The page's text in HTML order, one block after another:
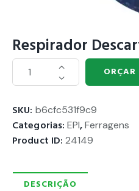
Respirador
ORÇAR
SKU: b6cfc531f9c9
Categorias:EPI,Ferragens
Product ID:24149
DESCRIÇÃO